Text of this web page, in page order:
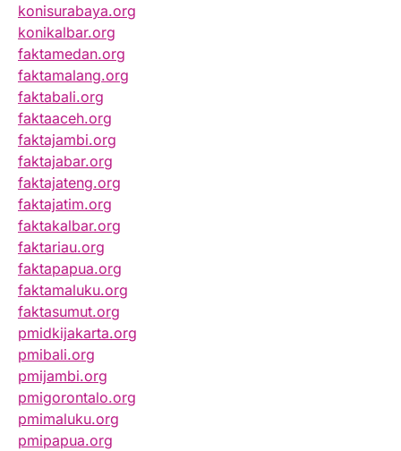
konisurabaya.org
konikalbar.org
faktamedan.org
faktamalang.org
faktabali.org
faktaaceh.org
faktajambi.org
faktajabar.org
faktajateng.org
faktajatim.org
faktakalbar.org
faktariau.org
faktapapua.org
faktamaluku.org
faktasumut.org
pmidkijakarta.org
pmibali.org
pmijambi.org
pmigorontalo.org
pmimaluku.org
pmipapua.org